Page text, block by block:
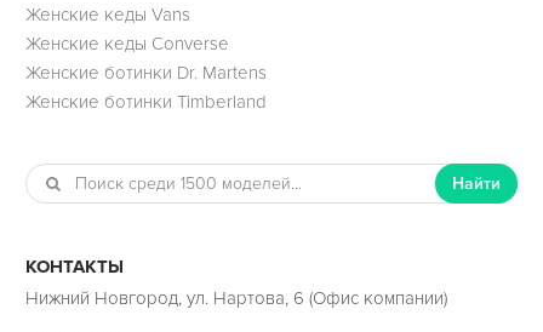
Женские кеды Vans
Женские кеды Converse
Женские ботинки Dr. Martens
Женские ботинки Timberland
Найти
КОНТАКТЫ
Нижний Новгород, ул. Нартова, 6 (Офис компании)